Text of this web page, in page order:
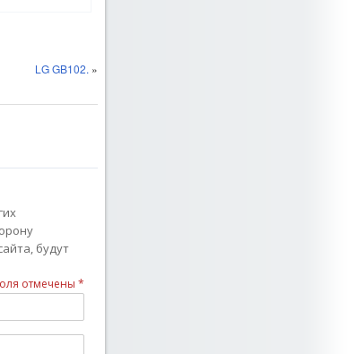
LG GB102. »
будут
отмечены *